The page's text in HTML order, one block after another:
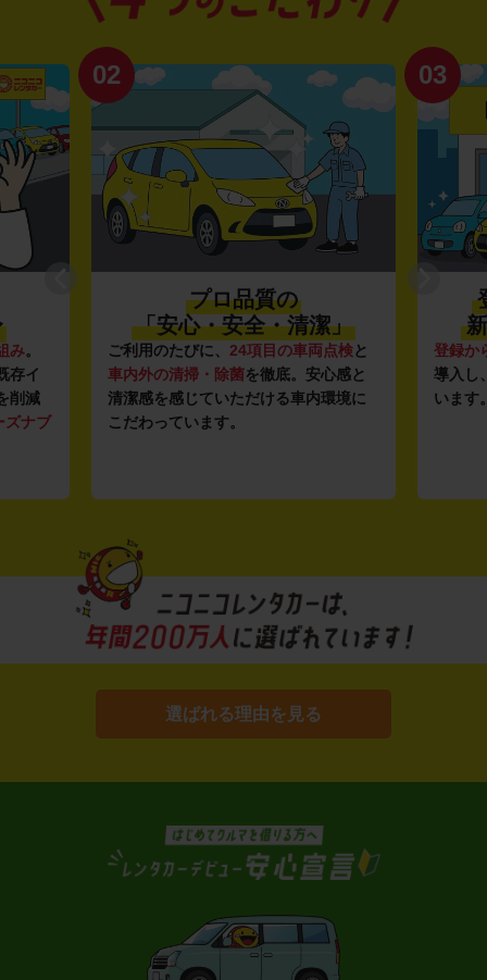
み。
存イ
削減
ズナブ
02
プロ品質の
「安心・安全・清潔」
ご利用のたびに、 24項目の車両点検と
車内外の清掃・除菌を徹底。安心感と
清潔感を感じていただける車内環境に
こだわっています。
03
登録か
導入し
います
選ばれる理由を見る